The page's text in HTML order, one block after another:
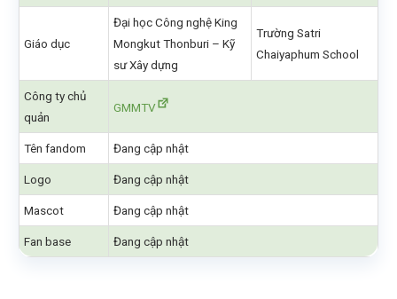
Giáo dục
Đại học Công nghệ King
Mongkut Thonburi – Kỹ
sư Xây dựng
Trường Satri
Chaiyaphum School
Công ty chủ
quản
GMMTV
Tên fandom Đang cập nhật
Logo Đang cập nhật
Mascot Đang cập nhật
Fan base Đang cập nhật